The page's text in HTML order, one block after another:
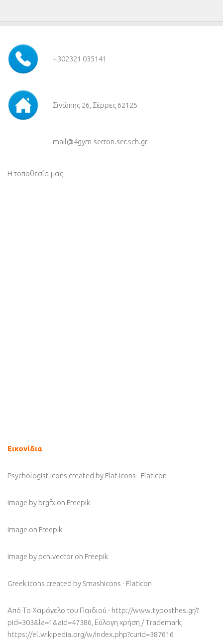
+302321 035141
Σινώπης 26, Σέρρες 62125
mail@4gym-serron.ser.sch.gr
Η τοποθεσία μας
Εικονίδια
Psychologist icons created by Flat Icons - Flaticon
Image by brgfx on Freepik
Image on Freepik
Image by pch.vector on Freepik
Greek icons created by Smashicons - Flaticon
Από Το Χαμόγελο του Παιδιού - http://www.typosthes.gr/?
pid=303&la=1&aid=47386, Εύλογη χρήση / Trademark,
https://el.wikipedia.org/w/index.php?curid=387616